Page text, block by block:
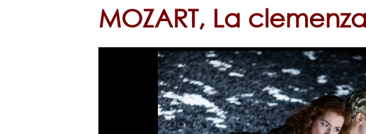
MOZART, La